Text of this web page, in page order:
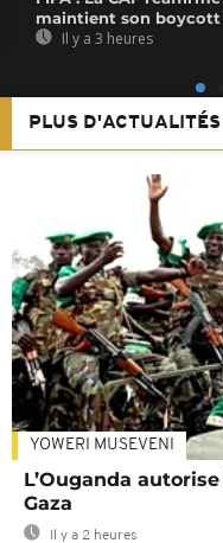
maintient son boycott
Il y a 3 heures
PLUS D'ACTUALITÉS
YOWERI MUSEVENI
L’Ouganda
Gaza
Il y a 2 heures